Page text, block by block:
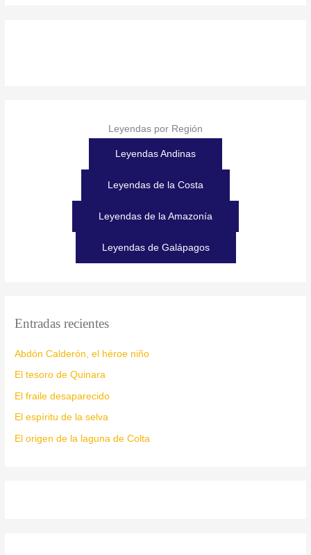
Leyendas por Región
Leyendas Andinas
Leyendas de la Costa
Leyendas de la Amazonía
Leyendas de Galápagos
Entradas recientes
Abdón Calderón, el héroe niño
El tesoro de Quinara
El fraile desaparecido
El espíritu de la selva
El origen de la laguna de Colta